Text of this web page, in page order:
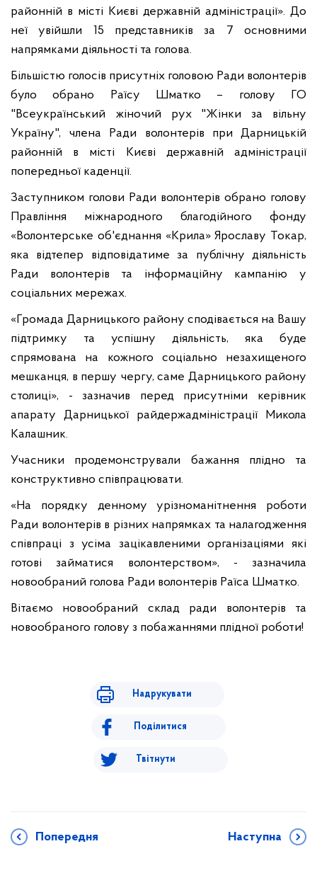
районній в місті Києві державній адміністрації». До
неї увійшли 15 представників за 7 основними
напрямками діяльності та голова.
Більшістю голосів присутніх головою Ради волонтерів
було обрано Раїсу Шматко – голову ГО
"Всеукраїнський жіночий рух "Жінки за вільну
Україну", члена Ради волонтерів при Дарницькій
районній в місті Києві державній адміністрації
попередньої каденції.
Заступником голови Ради волонтерів обрано голову
Правління міжнародного благодійного фонду
«Волонтерське об'єднання «Крила» Ярославу Токар,
яка відтепер відповідатиме за публічну діяльність
Ради волонтерів та інформаційну кампанію у
соціальних мережах.
«Громада Дарницького району сподівається на Вашу
підтримку та успішну діяльність, яка буде
спрямована на кожного соціально незахищеного
мешканця, в першу чергу, саме Дарницького району
столиці», - зазначив перед присутніми керівник
апарату Дарницької райдержадміністрації Микола
Калашник.
Учасники продемонстрували бажання плідно та
конструктивно співпрацювати.
«На порядку денному урізноманітнення роботи
Ради волонтерів в різних напрямках та налагодження
співпраці з усіма зацікавленими організаціями які
готові займатися волонтерством», - зазначила
новообраний голова Ради волонтерів Раїса Шматко.
Вітаємо новообраний склад ради волонтерів та
новообраного голову з побажаннями плідної роботи!
Надрукувати
Поділитися
Твітнути
Попередня Наступна